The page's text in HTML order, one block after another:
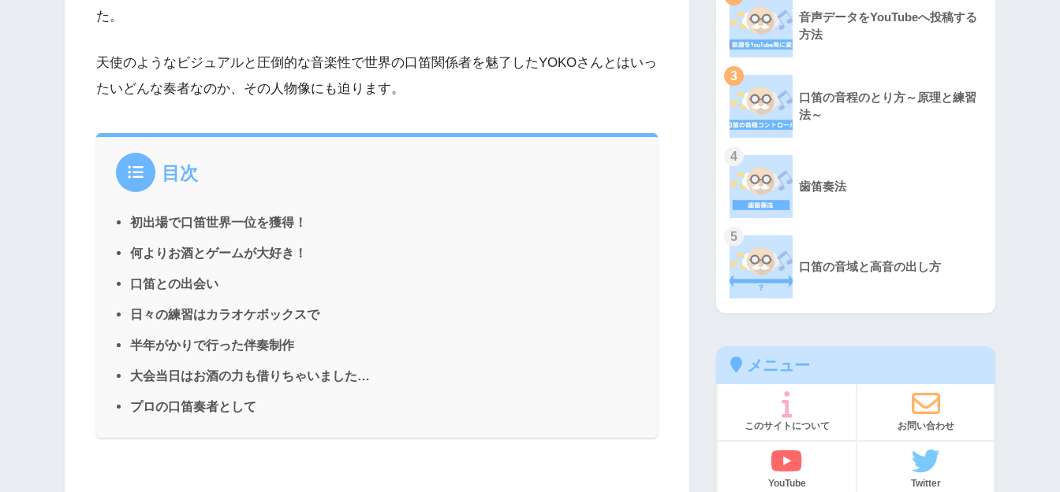
た。
天使のようなビジュアルと圧倒的な音楽性で世界の口笛関係者を魅了したYOKOさんとはいっ
たいどんな奏者なのか、その人物像にも迫ります。
目次
初出場で口笛世界一位を獲得！
何よりお酒とゲームが大好き！
口笛との出会い
日々の練習はカラオケボックスで
半年がかりで行った伴奏制作
大会当日はお酒の力も借りちゃいました…
プロの口笛奏者として
音声データをYouTubeへ投稿する
方法
3
口笛の音程のとり方～原理と練習
法～
4
歯笛奏法
5
口笛の音域と高音の出し方
メニュー
このサイトについて お問い合わせ
YouTube Twitter